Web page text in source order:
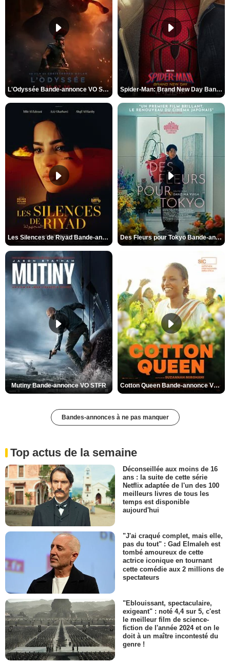
L'Odyssée Bande-annonce VO STFR Spider-Man: Brand New Day Bande-annonce VO STFR
Les Silences de Riyad Bande-annonce VO STFR Des Fleurs pour Tokyo Bande-annonce VO STFR
Mutiny Bande-annonce VO STFR Cotton Queen Bande-annonce VO STFR
Bandes-annonces à ne pas manquer
Top actus de la semaine
Déconseillée aux moins de 16
ans : la suite de cette série
Netflix adaptée de l'un des 100
meilleurs livres de tous les
temps est disponible
aujourd'hui
"J'ai craqué complet, mais elle,
pas du tout" : Gad Elmaleh est
tombé amoureux de cette
actrice iconique en tournant
cette comédie aux 2 millions de
spectateurs
"Eblouissant, spectaculaire,
exigeant" : noté 4,4 sur 5, c'est
le meilleur film de science-
fiction de l'année 2024 et on le
doit à un maître incontesté du
genre !